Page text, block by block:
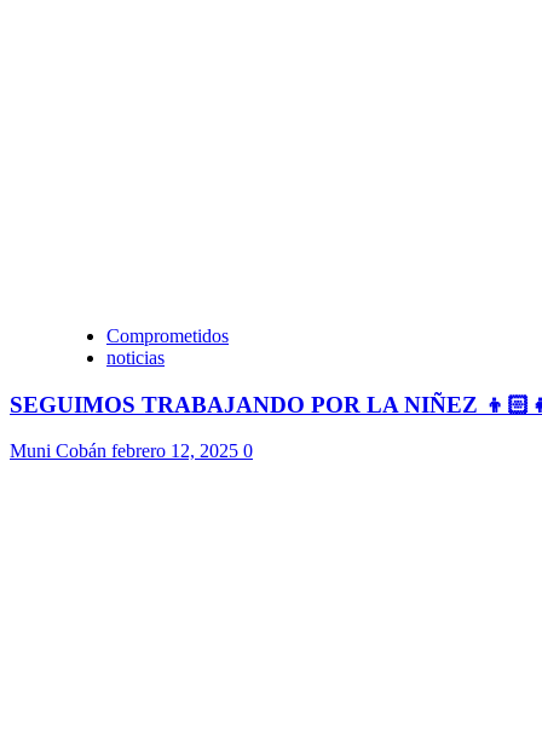
Comprometidos
noticias
SEGUIMOS TRABAJANDO POR LA NIÑEZ
Muni Cobán febrero 12, 2025 0